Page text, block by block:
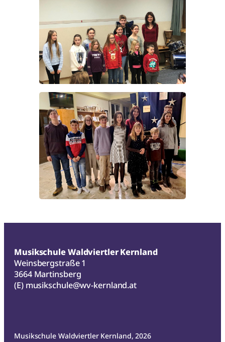
Musikschule Waldviertler Kernland
Weinsbergstraße 1
3664 Martinsberg
(E) musikschule@wv-kernland.at
Musikschule Waldviertler Kernland, 2026